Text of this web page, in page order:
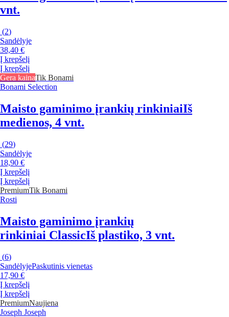
vnt.
(2)
Sandėlyje
38,40 €
Į krepšelį
Į krepšelį
Gera kainaTik Bonami
Bonami Selection
Maisto gaminimo įrankių rinkiniaiIš
medienos, 4 vnt.
(29)
Sandėlyje
18,90 €
Į krepšelį
Į krepšelį
PremiumTik Bonami
Rosti
Maisto gaminimo įrankių
rinkiniai ClassicIš plastiko, 3 vnt.
(6)
SandėlyjePaskutinis vienetas
17,90 €
Į krepšelį
Į krepšelį
PremiumNaujiena
Joseph Joseph